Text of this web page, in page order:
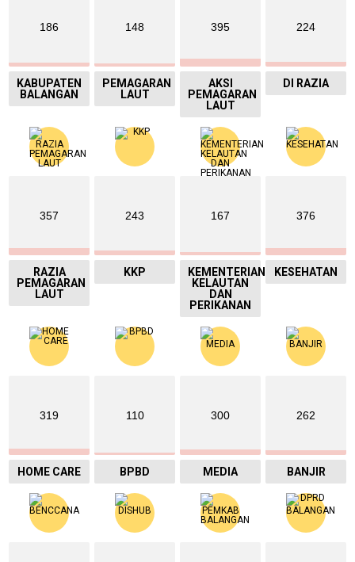
186
KABUPATEN
BALANGAN
148
PEMAGARAN
LAUT
395
AKSI
PEMAGARAN
LAUT
224
DI RAZIA
357
RAZIA
PEMAGARAN
LAUT
243
KKP
167
KEMENTERIAN
KELAUTAN
DAN
PERIKANAN
376
KESEHATAN
319
HOME CARE
110
BPBD
300
MEDIA
262
BANJIR